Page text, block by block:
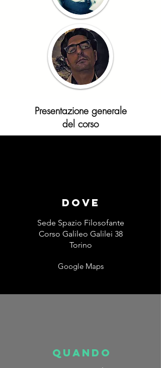
Presentazione generale
del corso
DOVE
Sede Spazio Filosofante
Corso Galileo Galilei 38
Torino
Google Maps
quando